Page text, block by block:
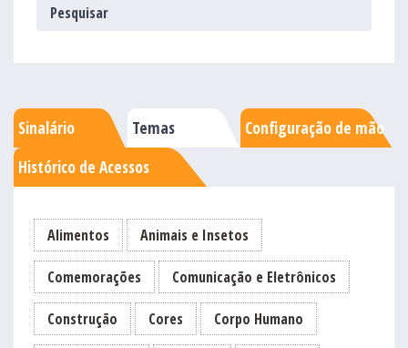
Sinalário Temas
Configuração de mão
Histórico de Acessos
Alimentos Animais e Insetos
Comemorações Comunicação e Eletrônicos
Construção Cores Corpo Humano